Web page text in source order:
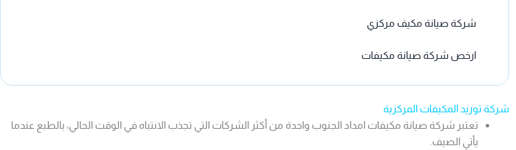
شركة صيانة مكيف مركزي
ارخص شركة صيانة مكيفات
شركة توريد المكيفات المركزية
تعتبر شركة صيانة مكيفات امداد الجنوب واحدة من أكثر الشركات التي تجذب الانتباه في الوقت الحالي، بالطبع عندما
يأتي الصيف.